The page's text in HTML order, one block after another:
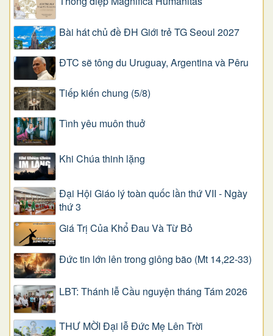
Bài hát chủ đề ĐH Giới trẻ TG Seoul 2027
ĐTC sẽ tông du Uruguay, Argentina và Pêru
Tiếp kiến chung (5/8)
Tình yêu muôn thuở
Khi Chúa thinh lặng
Đại Hội Giáo lý toàn quốc lần thứ VII - Ngày
thứ 3
Giá Trị Của Khổ Ðau Và Từ Bỏ
Đức tin lớn lên trong giông bão (Mt 14,22-33)
LBT: Thánh lễ Cầu nguyện tháng Tám 2026
THƯ MỜI Đại lễ Đức Mẹ Lên Trời